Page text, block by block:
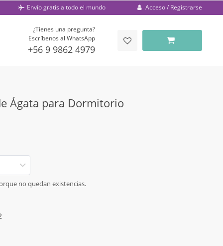
Envío gratis a todo el mundo Acceso / Registrarse
¿Tienes una pregunta?
Escríbenos al WhatsApp
+56 9 9862 4979
Ágata para Dormitorio
no quedan existencias.